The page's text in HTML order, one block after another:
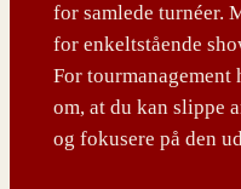
for samlede turnéer.
for enkeltstående
For tourmanagement
om, at du kan slippe
og fokusere på den